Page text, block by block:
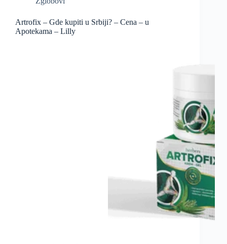
Artrofix – Gde kupiti u Srbiji? – Cena – u
Apotekama – Lilly